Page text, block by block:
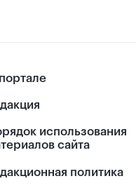
использования
сайта
политика